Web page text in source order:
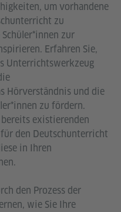
um vorhandene
zu
zur
Erfahren Sie,
Unterrichtswerkzeug
Hörverständnis und die
zu fördern.
existierenden
den Deutschunterricht
in Ihren
den Prozess der
wie Sie Ihre